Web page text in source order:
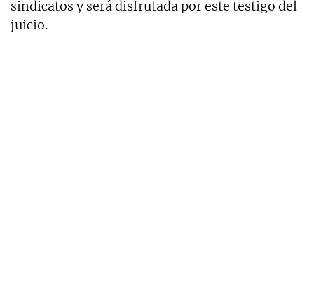
sindicatos y será disfrutada por este testigo del
juicio.